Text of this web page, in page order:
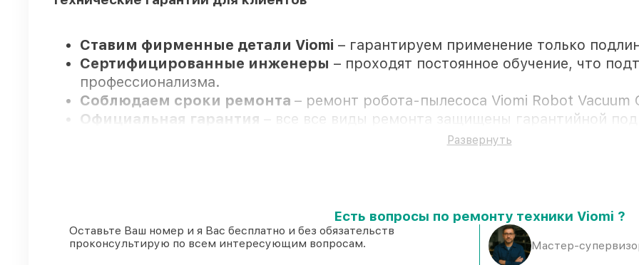
Ставим фирменные детали Viomi – гарантируем применение только
Сертифицированные инженеры – проходят постоянное обучение, что
профессионализма.
Соблюдаем сроки ремонта – ремонт робота-пылесоса Viomi Robot Vacuum
Официальная гарантия
– все все виды ремонта защищены гарантийной
работ закрываем в присутствии клиента
90%запчастей Viomi готовы к установке в Краснодаре, остальные доступны
Подлинные запчасти Viomi и надёжные аналоги
– с учётом любых
Развернуть
Есть вопросы по ремонту техники Viomi ?
Оставьте Ваш номер и я Вас бесплатно и без обязательств
проконсультирую по всем интересующим вопросам.
Мастер-